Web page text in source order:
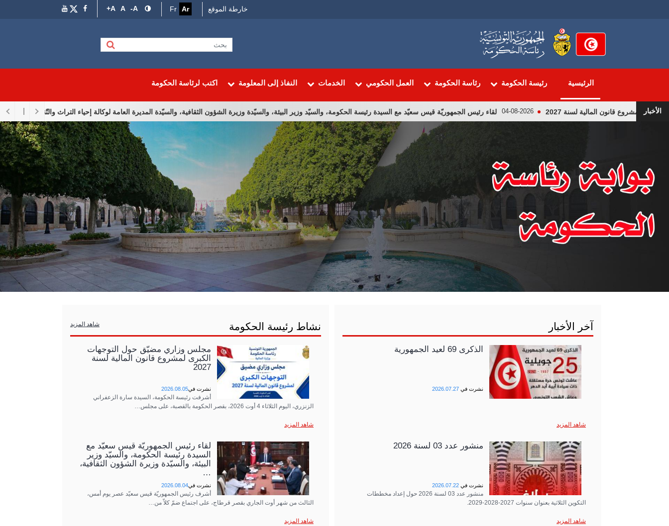
A-
A
A+ Fr Ar
Menuخارطة الموقع
الرئيسية رئيسة الحكومة رئاسة الحكومة العمل الحكومي الخدمات النفاذ إلى المعلومة اكتب لرئاسة الحكومة
الأخبار
قانون المالية لسنة 2027 04-08-2026 لقاء رئيس الجمهوريّة قيس سعيّد مع السيدة رئيسة الحكومة، والسيّد وزير البيئة، والسيّدة وزيرة الشؤون الثقافية، والسيّدة المديرة العامة لوكالة إحياء التراث والتّنمية الثقافية، والسيّد
نشاط رئيسة الحكومة
مجلس وزاري مضيّق حول التوجهات
الكبرى لمشروع قانون المالية لسنة
2027
نشرت في2026.08.05
أشرفت رئيسة الحكومة، السيدة سارة الزعفراني
الزنزري، اليوم الثلاثاء 4 أوت 2026، بقصر الحكومة بالقصبة، على مجلس…
شاهد المزيد
لقاء رئيس الجمهوريّة قيس سعيّد مع
السيدة رئيسة الحكومة، والسيّد وزير
البيئة، والسيّدة وزيرة الشؤون الثقافية،
…
نشرت في2026.08.04
أشرف رئيس الجمهوريّة قيس سعيّد عصر يوم أمس،
الثالث من شهر أوت الجاري بقصر قرطاج، على اجتماع ضمّ كلاّ من…
شاهد المزيد
شاهد المزيد آخر الأخبار
الذكرى 69 لعيد الجمهورية
نشرت في 2026.07.27
شاهد المزيد
منشور عدد 03 لسنة 2026
نشرت في 2026.07.22
منشور عدد 03 لسنة 2026 حول إعداد مخططات
التكوين الثلاثية بعنوان سنوات 2027-2028-2029.
شاهد المزيد